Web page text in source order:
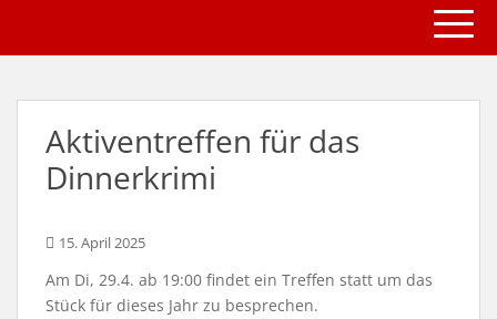
i
Aktiventreffen für das
Dinnerkrimi
15. April 2025
Am Di, 29.4. ab 19:00 findet ein Treffen statt um das
Stück für dieses Jahr zu besprechen.